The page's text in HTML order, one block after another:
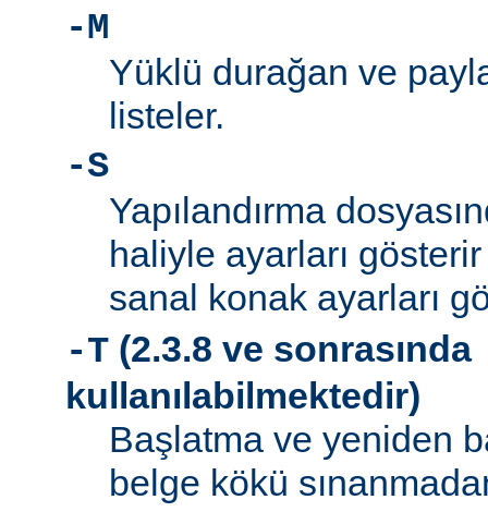
-M
Yüklü durağan ve
listeler.
-S
Yapılandırma
haliyle ayarları
sanal konak ayarları
-T (2.3.8 ve sonrasında
kullanılabilmektedir)
Başlatma ve yeniden
belge kökü